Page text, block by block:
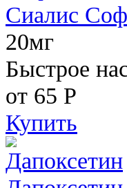
Сиалис
20мг
Быстрое
от 65 Р
Купить